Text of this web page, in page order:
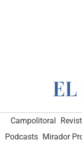
Campolitoral
Podcasts Mirador